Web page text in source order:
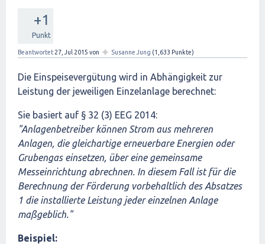
+1
Punkt
Beantwortet 27, Jul 2015 von ✦ Susanne Jung (1,633 Punkte)
Die Einspeisevergütung wird in Abhängigkeit zur
Leistung der jeweiligen Einzelanlage berechnet:
Sie basiert auf § 32 (3) EEG 2014:
"Anlagenbetreiber können Strom aus mehreren
Anlagen, die gleichartige erneuerbare Energien oder
Grubengas einsetzen, über eine gemeinsame
Messeinrichtung abrechnen. In diesem Fall ist für die
Berechnung der Förderung vorbehaltlich des Absatzes
1 die installierte Leistung jeder einzelnen Anlage
maßgeblich."
Beispiel: